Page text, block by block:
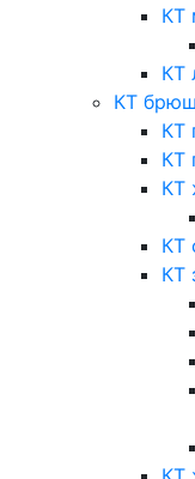
КТ
КТ
КТ
КТ
КТ
КТ
КТ
КТ